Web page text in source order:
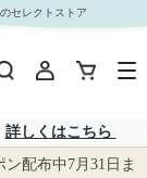
セレクト サンエー公式通
セレクトストア
詳しくはこちら
配布中7月31日ま